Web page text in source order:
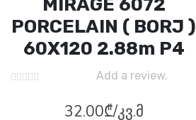
PORCELAIN ( BORJ )
60X120 2.88m P4
Add a review.
32.00₾/კვ.მ